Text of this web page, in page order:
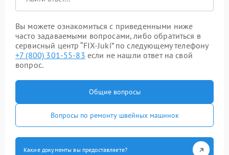
Вы можете ознакомиться с приведенными ниже
часто задаваемыми вопросами, либо обратиться в
сервисный центр “FIX-Juki” по следующему телефону
+7 (800) 301-55-83 если не нашли ответ на свой
вопрос.
Общие вопросы
Вопросы по ремонту швейных машинок
Какие документы вы предоставляете?